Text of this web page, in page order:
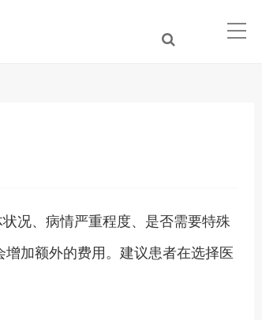
况、病情严重程度、是否需要特殊
加额外的费用。建议患者在选择医